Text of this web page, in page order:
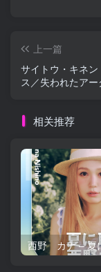
上一篇
サイトウ・キネ
ス／失われたア
相关推荐